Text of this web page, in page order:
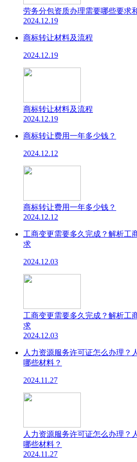
劳务分包资质办理需要哪些要求
2024.12.19
商标转让材料及流程
2024.12.19
商标转让材料及流程
2024.12.19
商标转让费用一年多少钱？
2024.12.12
商标转让费用一年多少钱？
2024.12.12
工商变更需要多久完成？解析工
求
2024.12.03
工商变更需要多久完成？解析工
求
2024.12.03
人力资源服务许可证怎么办理？
哪些材料？
2024.11.27
人力资源服务许可证怎么办理？
哪些材料？
2024.11.27